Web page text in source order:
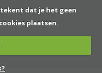
dat je het geen
plaatsen.